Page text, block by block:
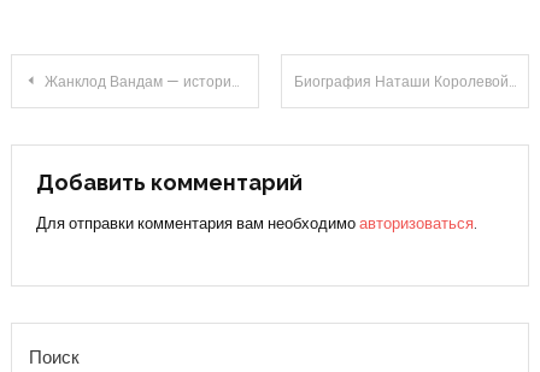
Навигация
по
записям
Жанклод Вандам — история жизни и вершины карьеры голливудской звезды Биография Наташи Королевой — все о знаменитой певице на Википедии
Добавить комментарий
Для отправки комментария вам необходимоавторизоваться.
Поиск